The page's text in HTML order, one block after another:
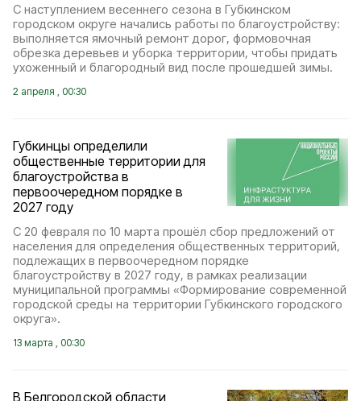
С наступлением весеннего сезона в Губкинском
городском округе начались работы по благоустройству:
выполняется ямочный ремонт дорог, формовочная
обрезка деревьев и уборка территории, чтобы придать
ухоженный и благородный вид после прошедшей зимы.
2 апреля , 00:30
Губкинцы определили
общественные территории для
благоустройства в
первоочередном порядке в
2027 году
С 20 февраля по 10 марта прошёл сбор предложений от
населения для определения общественных территорий,
подлежащих в первоочередном порядке
благоустройству в 2027 году, в рамках реализации
муниципальной программы «Формирование современной
городской среды на территории Губкинского городского
округа».
13 марта , 00:30
В Белгородской области